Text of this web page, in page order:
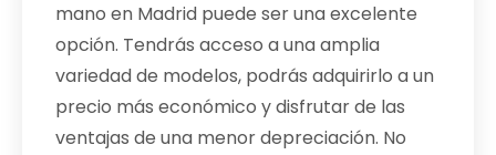
mano en Madrid puede ser una excelente
opción. Tendrás acceso a una amplia
variedad de modelos, podrás adquirirlo a un
precio más económico y disfrutar de las
ventajas de una menor depreciación. No